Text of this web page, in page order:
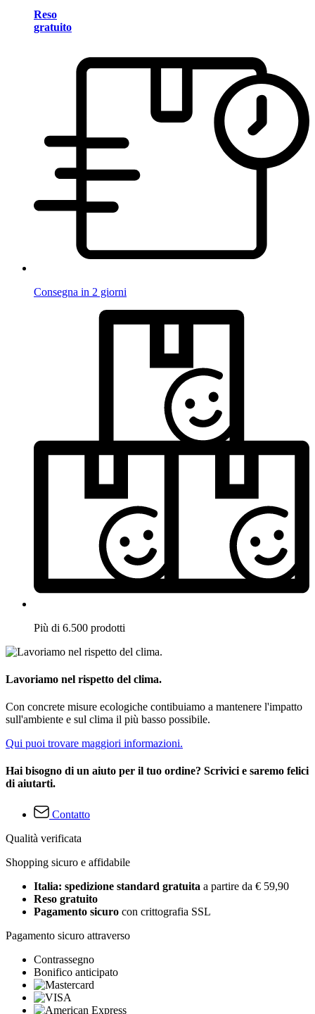
Reso
gratuito
Consegna in 2 giorni
Più di 6.500 prodotti
Lavoriamo nel rispetto del clima.
Con concrete misure ecologiche contibuiamo a mantenere l'impatto
sull'ambiente e sul clima il più basso possibile.
Qui puoi trovare maggiori informazioni.
Hai bisogno di un aiuto per il tuo ordine? Scrivici e saremo felici
di aiutarti.
Contatto
Qualità verificata
Shopping sicuro e affidabile
Italia: spedizione standard gratuita a partire da € 59,90
Reso gratuito
Pagamento sicuro con crittografia SSL
Pagamento sicuro attraverso
Contrassegno
Bonifico anticipato